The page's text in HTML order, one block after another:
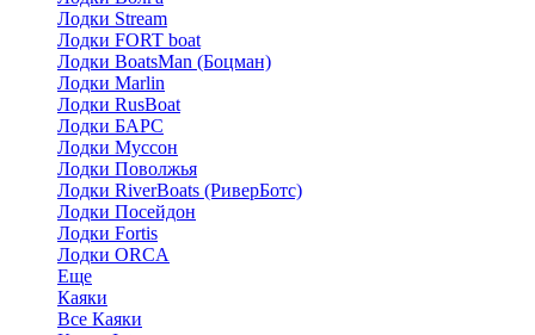
Лодки Stream
Лодки FORT boat
Лодки BoatsMan (Боцман)
Лодки Marlin
Лодки RusBoat
Лодки БАРС
Лодки Муссон
Лодки Поволжья
Лодки RiverBoats (РиверБотс)
Лодки Посейдон
Лодки Fortis
Лодки ORCA
Еще
Каяки
Все Каяки